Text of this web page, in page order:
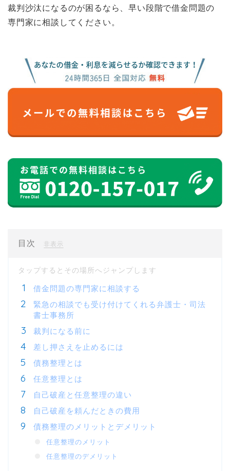
裁判沙汰になるのが困るなら、早い段階で借金問題の
専門家に相談してください。
目次 非表示
借金問題の専門家に相談する
緊急の相談でも受け付けてくれる弁護士・司法
書士事務所
裁判になる前に
差し押さえを止めるには
債務整理とは
任意整理とは
自己破産と任意整理の違い
自己破産を頼んだときの費用
債務整理のメリットとデメリット
任意整理のメリット
任意整理のデメリット